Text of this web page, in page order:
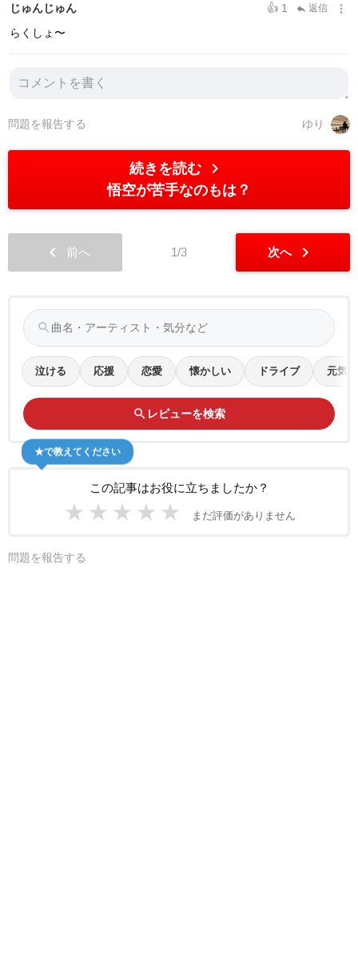
じゅんじゅん 👍 1 reply 返信 more_vert
らくしょ〜
ゆり
問題を報告する
続きを読む chevron_right
悟空が苦手なのもは？
chevron_left 前へ 1/3 次へ chevron_right
search
泣ける 応援 恋愛 懐かしい ドライブ 元気
search レビューを検索
この記事はお役に立ちましたか？
★ ★ ★ ★ ★ まだ評価がありません
★で教えてください
問題を報告する